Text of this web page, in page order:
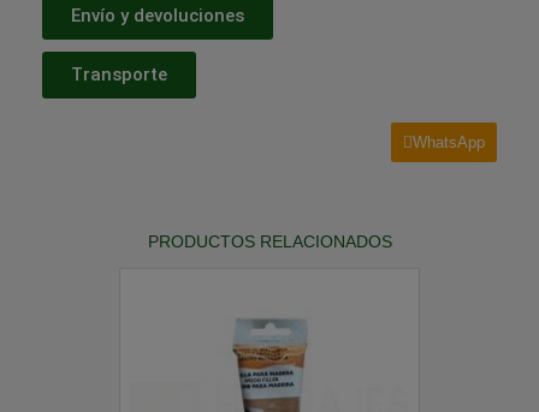
Envío y devoluciones
Transporte
WhatsApp
PRODUCTOS RELACIONADOS